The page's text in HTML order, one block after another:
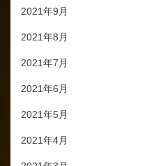
2021年9月
2021年8月
2021年7月
2021年6月
2021年5月
2021年4月